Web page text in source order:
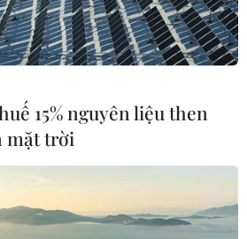
15% nguyên liệu then
mặt trời